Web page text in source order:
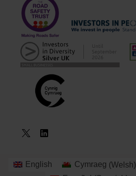
English Cymraeg (Welsh)
একটি কোর্স
বুক করুন